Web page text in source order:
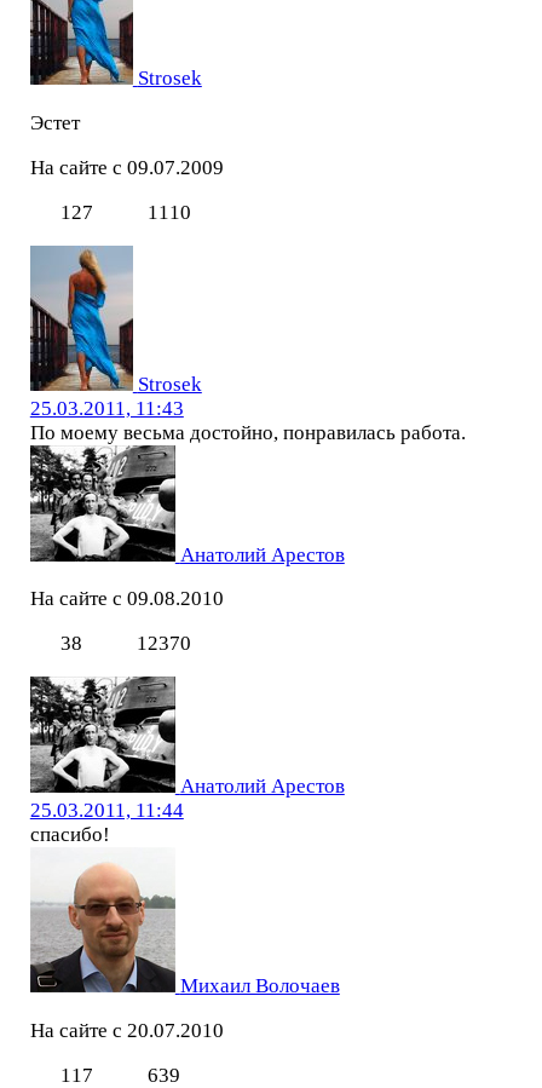
Strosek
Эстет
На сайте с 09.07.2009
127
1110
Strosek
25.03.2011, 11:43
По моему весьма достойно, понравилась работа.
Анатолий Арестов
На сайте с 09.08.2010
38
12370
Анатолий Арестов
25.03.2011, 11:44
спасибо!
Михаил Волочаев
На сайте с 20.07.2010
117
639